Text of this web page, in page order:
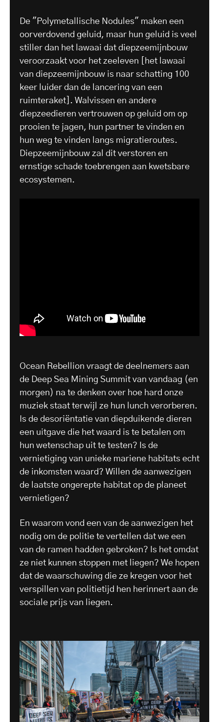
De "Polymetallische Nodules" maken een
oorverdovend geluid, maar hun geluid is veel
stiller dan het lawaai dat diepzeemijnbouw
veroorzaakt voor het zeeleven [het lawaai
van diepzeemijnbouw is naar schatting 100
keer luider dan de lancering van een
ruimteraket]. Walvissen en andere
diepzeedieren vertrouwen op geluid om op
prooien te jagen, hun partner te vinden en
hun weg te vinden langs migratieroutes.
Diepzeemijnbouw zal dit verstoren en
ernstige schade toebrengen aan kwetsbare
ecosystemen.
Ocean Rebellion vraagt de deelnemers aan
de Deep Sea Mining Summit van vandaag (en
morgen) na te denken over hoe hard onze
muziek staat terwijl ze hun lunch verorberen.
Is de desoriëntatie van diepduikende dieren
een uitgave die het waard is te betalen om
hun wetenschap uit te testen? Is de
vernietiging van unieke mariene habitats echt
de inkomsten waard? Willen de aanwezigen
de laatste ongerepte habitat op de planeet
vernietigen?
En waarom vond een van de aanwezigen het
nodig om de politie te vertellen dat we een
van de ramen hadden gebroken? Is het omdat
ze niet kunnen stoppen met liegen? We hopen
dat de waarschuwing die ze kregen voor het
verspillen van politietijd hen herinnert aan de
sociale prijs van liegen.